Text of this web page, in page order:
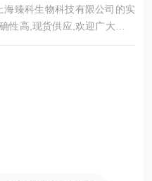
臻科生物科技有限公司的实
性高,现货供应,欢迎广大新老